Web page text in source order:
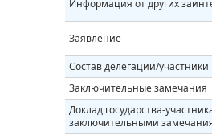
Информация от других
Заявление
Состав делегации/участники
Заключительные замечания
Доклад государства-
заключительными